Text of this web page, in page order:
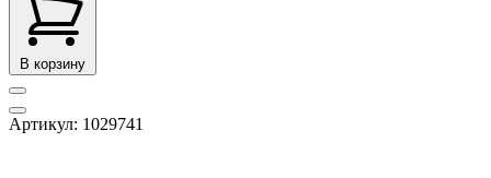
В корзину
Артикул: 1029741